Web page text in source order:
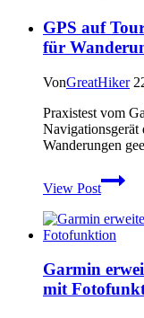
GPS auf
für
VonGreatHiker
Praxistest vom
Navigationsgerät
Wanderungen
View Post
GPS
auf
Das
Garmin
300
/400t
Garmin
mit